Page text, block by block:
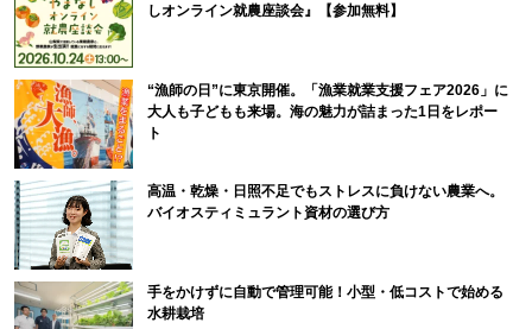
しオンライン就農座談会』【参加無料】
“漁師の日”に東京開催。「漁業就業支援フェア2026」に
大人も子どもも来場。海の魅力が詰まった1日をレポー
ト
高温・乾燥・日照不足でもストレスに負けない農業へ。
バイオスティミュラント資材の選び方
手をかけずに自動で管理可能！小型・低コストで始める
水耕栽培